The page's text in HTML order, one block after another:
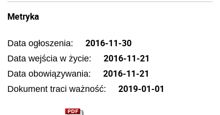
Metryka
Data ogłoszenia: 2016-11-30
Data wejścia w życie: 2016-11-21
Data obowiązywania: 2016-11-21
Dokument traci ważność: 2019-01-01